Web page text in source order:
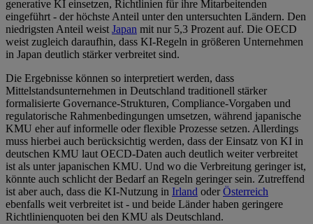
generative KI einsetzen, Richtlinien für ihre Mitarbeitenden
eingeführt - der höchste Anteil unter den untersuchten Ländern. Den
niedrigsten Anteil weistJapan mit nur 5,3 Prozent auf. Die OECD
weist zugleich daraufhin, dass KI-Regeln in größeren Unternehmen
in Japan deutlich stärker verbreitet sind.
Die Ergebnisse können so interpretiert werden, dass
Mittelstandsunternehmen in Deutschland traditionell stärker
formalisierte Governance-Strukturen, Compliance-Vorgaben und
regulatorische Rahmenbedingungen umsetzen, während japanische
KMU eher auf informelle oder flexible Prozesse setzen. Allerdings
muss hierbei auch berücksichtig werden, dass der Einsatz von KI in
deutschen KMU laut OECD-Daten auch deutlich weiter verbreitet
ist als unter japanischen KMU. Und wo die Verbreitung geringer ist,
könnte auch schlicht der Bedarf an Regeln geringer sein. Zutreffend
ist aber auch, dass die KI-Nutzung in Irland oderÖsterreich
ebenfalls weit verbreitet ist - und beide Länder haben geringere
Richtlinienquoten bei den KMU als Deutschland.